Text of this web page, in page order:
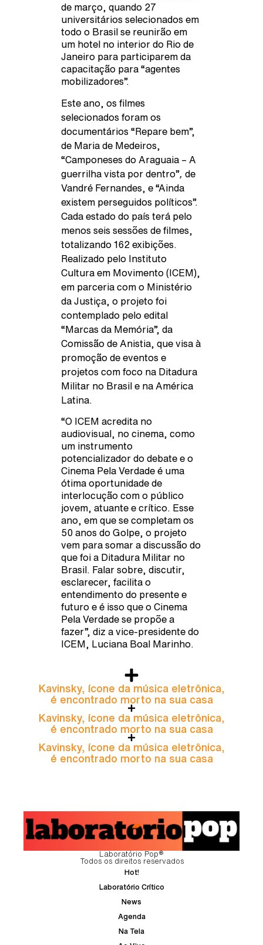
de março, quando 27
universitários selecionados em
todo o Brasil se reunirão em
um hotel no interior do Rio de
Janeiro para participarem da
capacitação para “agentes
mobilizadores”.
Este ano, os filmes
selecionados foram os
documentários “ Repare bem”,
de Maria de Medeiros,
“Camponeses do Araguaia – A
guerrilha vista por dentro” de
Vandré Fernandes, e “Ainda
existem perseguidos políticos”.
Cada estado do país terá pelo
menos seis sessões de filmes,
totalizando 162 exibições.
Realizado pelo Instituto
Cultura em Movimento (ICEM),
em parceria com o Ministério
da Justiça, o projeto foi
contemplado pelo edital
“Marcas da Memória”, da
Comissão de Anistia, que visa à
promoção de eventos e
projetos com foco na Ditadura
Militar no Brasil e na América
Latina.
“O ICEM acredita no
audiovisual, no cinema, como
um instrumento
potencializador do debate e o
Cinema Pela Verdade é uma
ótima oportunidade de
interlocução com o público
jovem, atuante e crítico. Esse
ano, em que se completam os
50 anos do Golpe, o projeto
vem para somar a discussão do
que foi a Ditadura Militar no
Brasil. Falar sobre, discutir,
esclarecer, facilita o
entendimento do presente e
futuro e é isso que o Cinema
Pela Verdade se propõe a
fazer”, diz a vice-presidente do
ICEM, Luciana Boal Marinho.
Kavinsky, ícone da música eletrônica,
é encontrado morto na sua casa
Kavinsky, ícone da música eletrônica,
é encontrado morto na sua casa
Kavinsky, ícone da música eletrônica,
é encontrado morto na sua casa
Laboratório Pop®
Todos os direitos reservados
Hot!
Laboratório Crítico
News
Agenda
Na Tela